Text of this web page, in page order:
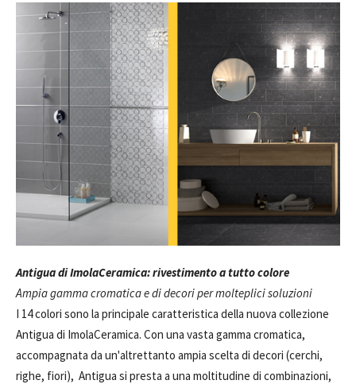
Antigua di ImolaCeramica: rivestimento a tutto colore
Ampia gamma cromatica e di decori per molteplici soluzioni
I 14 colori sono la principale caratteristica della nuova collezione
Antigua di ImolaCeramica. Con una vasta gamma cromatica,
accompagnata da un'altrettanto ampia scelta di decori (cerchi,
righe, fiori), Antigua si presta a una moltitudine di combinazioni,